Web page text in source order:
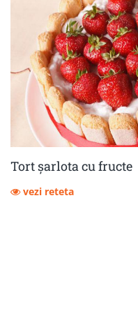
Tort șarlota cu fructe
vezi reteta